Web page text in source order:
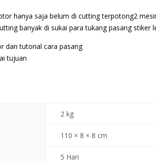
hanya saja belum di cutting terpotong2
banyak di sukai para tukang pasang stiker
dan tutorial cara pasang
tujuan
2 kg
110 × 8 × 8 cm
5 Hari